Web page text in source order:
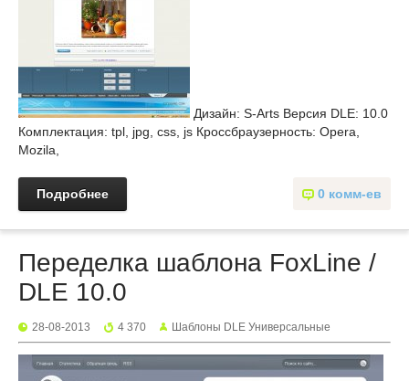
Дизайн: S-Arts Версия DLE: 10.0
Комплектация: tpl, jpg, css, js Кроссбраузерность: Opera,
Mozila,
0 комм-ев
Подробнее
Переделка шаблона FoxLine /
DLE 10.0
28-08-2013 4 370 Шаблоны DLE Универсальные